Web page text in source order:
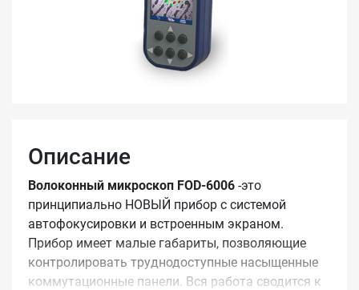
Описание
Волоконный микроскоп FOD-6006 -это
принципиально НОВЫЙ прибор с системой
автофокусировки и встроенным экраном.
Прибор имеет малые габариты, позволяющие
контролировать труднодоступные насыщенные
коммутационные панели. Вся работа сводится к